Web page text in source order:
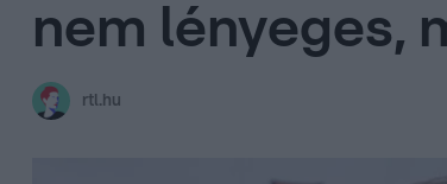
nem lényeges,
rtl.hu